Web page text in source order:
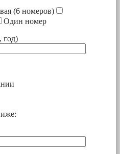
(6 номеров)
Один номер
год)